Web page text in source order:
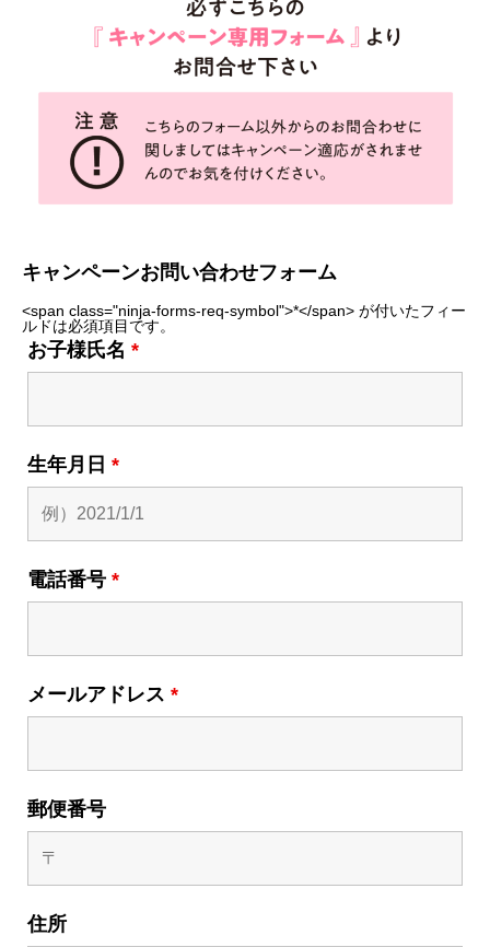
キャンペーンお問い合わせフォーム
<span class="ninja-forms-req-symbol">*</span> が付いたフィー
ルドは必須項目です。
お子様氏名 *
生年月日 *
電話番号 *
メールアドレス *
郵便番号
住所